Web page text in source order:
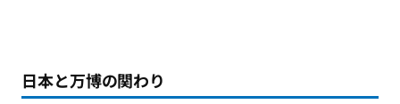
日本と万博の関わり